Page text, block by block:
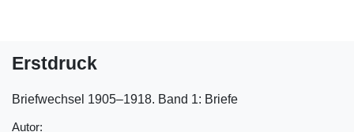
Erstdruck
Briefwechsel 1905‒1918. Band 1: Briefe
Autor: